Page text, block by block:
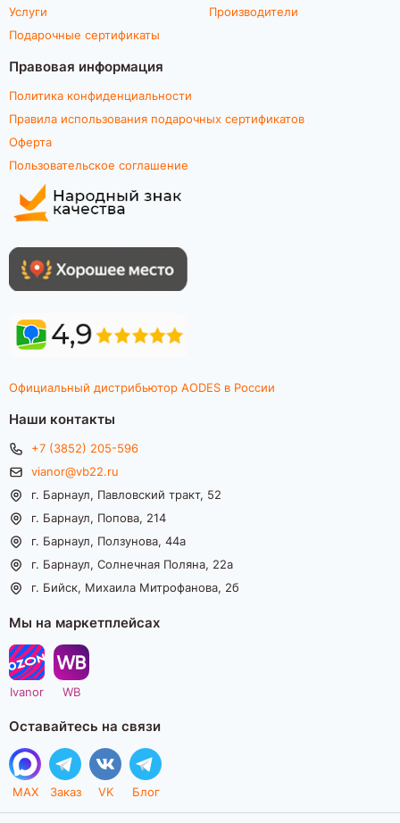
Услуги
Подарочные сертификаты
Производители
Правовая информация
Политика конфиденциальности
Правила использования подарочных сертификатов
Оферта
Пользовательское соглашение
Официальный дистрибьютор AODES в России
Наши контакты
+7 (3852) 205-596
vianor@vb22.ru
г. Барнаул, Павловский тракт, 52
г. Барнаул, Попова, 214
г. Барнаул, Ползунова, 44а
г. Барнаул, Солнечная Поляна, 22а
г. Бийск, Михаила Митрофанова, 2б
Мы на маркетплейсах
Ivanor WB
Оставайтесь на связи
MAX Заказ VK Блог